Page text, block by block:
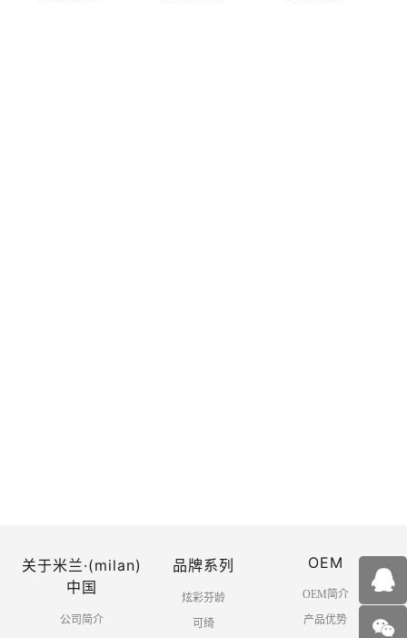
关于米兰·(milan)
中国
公司简介
品牌系列
炫彩芬龄
可绮
OEM
OEM简介
产品优势